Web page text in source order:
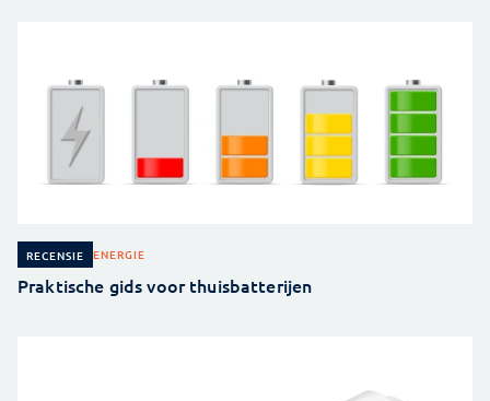
RECENSIE ENERGIE
Praktische gids voor thuisbatterijen